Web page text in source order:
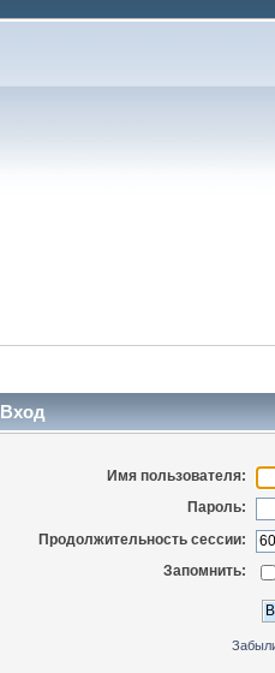
Вход
Имя пользователя:
Пароль:
Продолжительность сессии:
Запомнить: